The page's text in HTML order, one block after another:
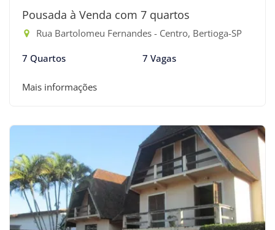
Pousada à Venda com 7 quartos
Rua Bartolomeu Fernandes - Centro, Bertioga-SP
7 Quartos 7 Vagas
Mais informações